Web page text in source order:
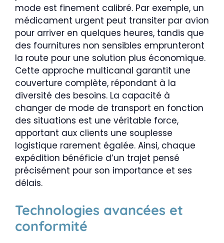
mode est finement calibré. Par exemple, un
médicament urgent peut transiter par avion
pour arriver en quelques heures, tandis que
des fournitures non sensibles emprunteront
la route pour une solution plus économique.
Cette approche multicanal garantit une
couverture complète, répondant à la
diversité des besoins. La capacité à
changer de mode de transport en fonction
des situations est une véritable force,
apportant aux clients une souplesse
logistique rarement égalée. Ainsi, chaque
expédition bénéficie d’un trajet pensé
précisément pour son importance et ses
délais.
Technologies avancées et
conformité